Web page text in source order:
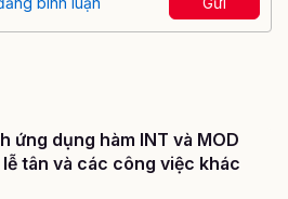
ứng dụng hàm INT và MOD
tân và các công việc khác